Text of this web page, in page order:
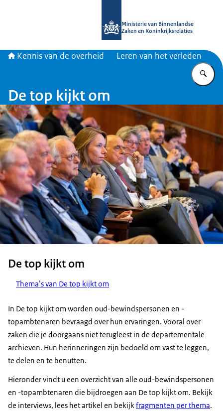
Ministerie van Binnenlandse
Zaken en Koninkrijksrelaties
Kennis van de overheid Leren van het verleden
De top kijkt om
De top kijkt om
Thema’s van De top kijkt om
In De top kijkt om worden oud-bewindspersonen en -
topambtenaren bevraagd over hun ervaringen. Vooral over
zaken die je doorgaans niet terugleest in de departementale
archieven. Hun herinneringen zijn bedoeld om vast te leggen,
te delen en te benutten.
Hieronder vindt u een overzicht van alle oud-bewindspersonen
en -topambtenaren die bijdroegen aan De top kijkt om. Bekijk
de interviews, lees het artikel en bekijkfragmenten per thema.